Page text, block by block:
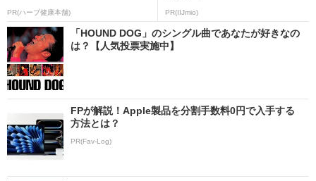
PR(ハーブ健康本舗) PR(IIJmio)
「HOUND DOG」のシングル曲であなたが好きなの
は？【人気投票実施中】
FPが解説！Apple製品を分割手数料0円で入手する
方法とは？
PR(Fav-Log)